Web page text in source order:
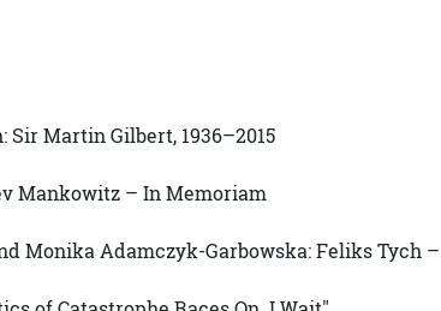
Sir Martin Gilbert, 1936–2015
Mankowitz – In Memoriam
Monika Adamczyk-Garbowska: Feliks Tych